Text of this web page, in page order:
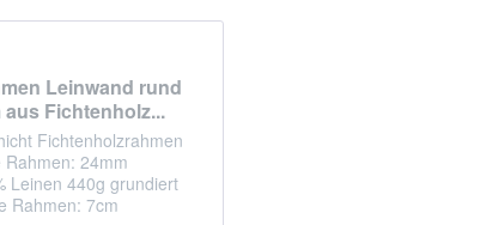
Leinwand rund
aus Fichtenholz...
Fichtenholzrahmen
Rahmen: 24mm
Leinen 440g grundiert
Rahmen: 7cm